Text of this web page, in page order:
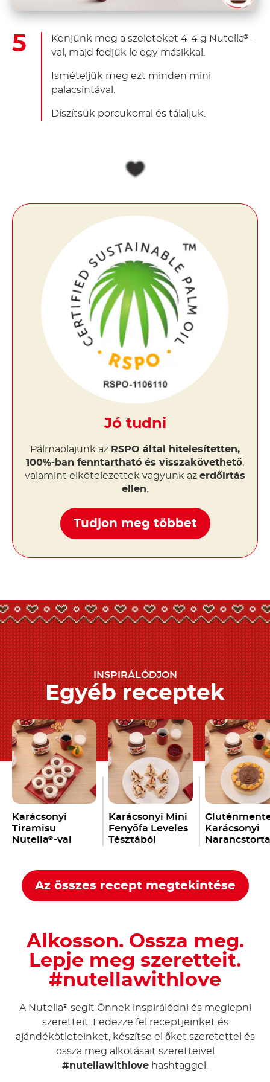
Jó tudni
Pálmaolajunk azRSPO által hitelesítetten,
100%-ban fenntartható és visszakövethető
valamint elkötelezettek vagyunk az
ellen
Egyéb receptek
Karácsonyi
Tiramisu
Nutella®-val
Karácsonyi Mini
Fenyőfa Leveles
Tésztából
Nutella
®-val
Karácsonyi
Narancstorta
Nutella®-val
Az összes recept megtekintése
Lepje meg szeretteit.
#nutellawithlove
szeretteit. Fedezze fel receptjeinket és
ajándékötleteinket, készítse el őket szeretettel és
ossza meg alkotásait szeretteivel
#nutellawithlovehashtaggel.